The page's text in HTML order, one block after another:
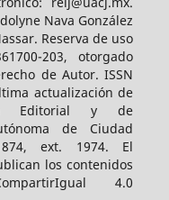
Nava González
Reserva de uso
203, otorgado
de Autor. ISSN
actualización de
Editorial y de
de Ciudad
ext. 1974. El
los contenidos
4.0